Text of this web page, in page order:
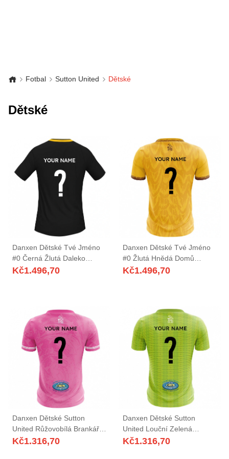
Fotbal Sutton United Dětské
Dětské
Danxen Dětské Tvé Jméno
#0 Černá Žlutá Daleko
Hráčské Dresy 2025/26 Dres
Kč1.496,70
Danxen Dětské Tvé Jméno
#0 Žlutá Hnědá Domů
Hráčské Dresy 2025/26 Dres
Kč1.496,70
Danxen Dětské Sutton
United Růžovobílá Brankář
Dresy 2025/26 Dres
Kč1.316,70
Danxen Dětské Sutton
United Louční Zelená
Brankář Dresy 2025/26 Dres
Kč1.316,70